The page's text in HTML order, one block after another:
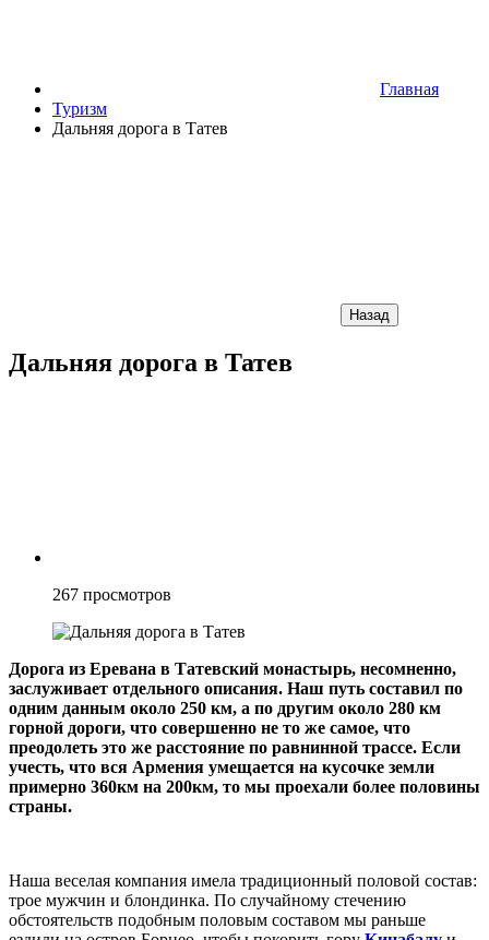
Главная
Туризм
Дальняя дорога в Татев
Назад
Дальняя дорога в Татев
267 просмотров
Дорога из Еревана в Татевский монастырь, несомненно,
заслуживает отдельного описания. Наш путь составил по
одним данным около 250 км, а по другим около 280 км
горной дороги, что совершенно не то же самое, что
преодолеть это же расстояние по равнинной трассе. Если
учесть, что вся Армения умещается на кусочке земли
примерно 360км на 200км, то мы проехали более половины
страны.
Наша веселая компания имела традиционный половой состав:
трое мужчин и блондинка. По случайному стечению
обстоятельств подобным половым составом мы раньше